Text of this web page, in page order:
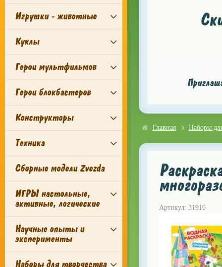
Игрушки - животные
Куклы
Герои мультфильмов
Герои блокбастеров
Конструкторы
Техника
Сборные модели Zvezda
ИГРЫ настольные,
активные, логические
Научные опыты и
эксперименты
Наборы для творчества
Главная Наборы
Артикул: 31916